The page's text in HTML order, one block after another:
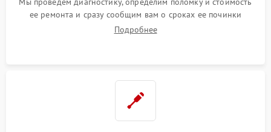
ее ремонта и сразу сообщим вам о сроках ее починки
Подробнее